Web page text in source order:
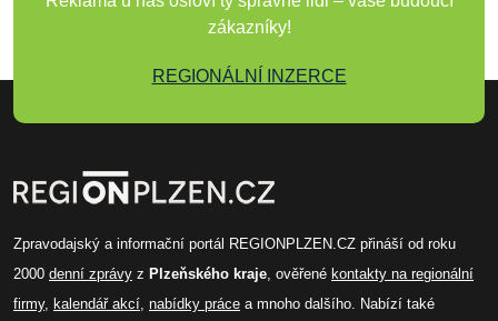
zákazníky!
REGIONÁLNÍ INZERCE
Zpravodajský a informační portál REGIONPLZEN.CZ přináší od roku
2000 denní zprávy z Plzeňského kraje, ověřené kontakty na regionální
firmy, kalendář akcí, nabídky práce a mnoho dalšího. Nabízí také